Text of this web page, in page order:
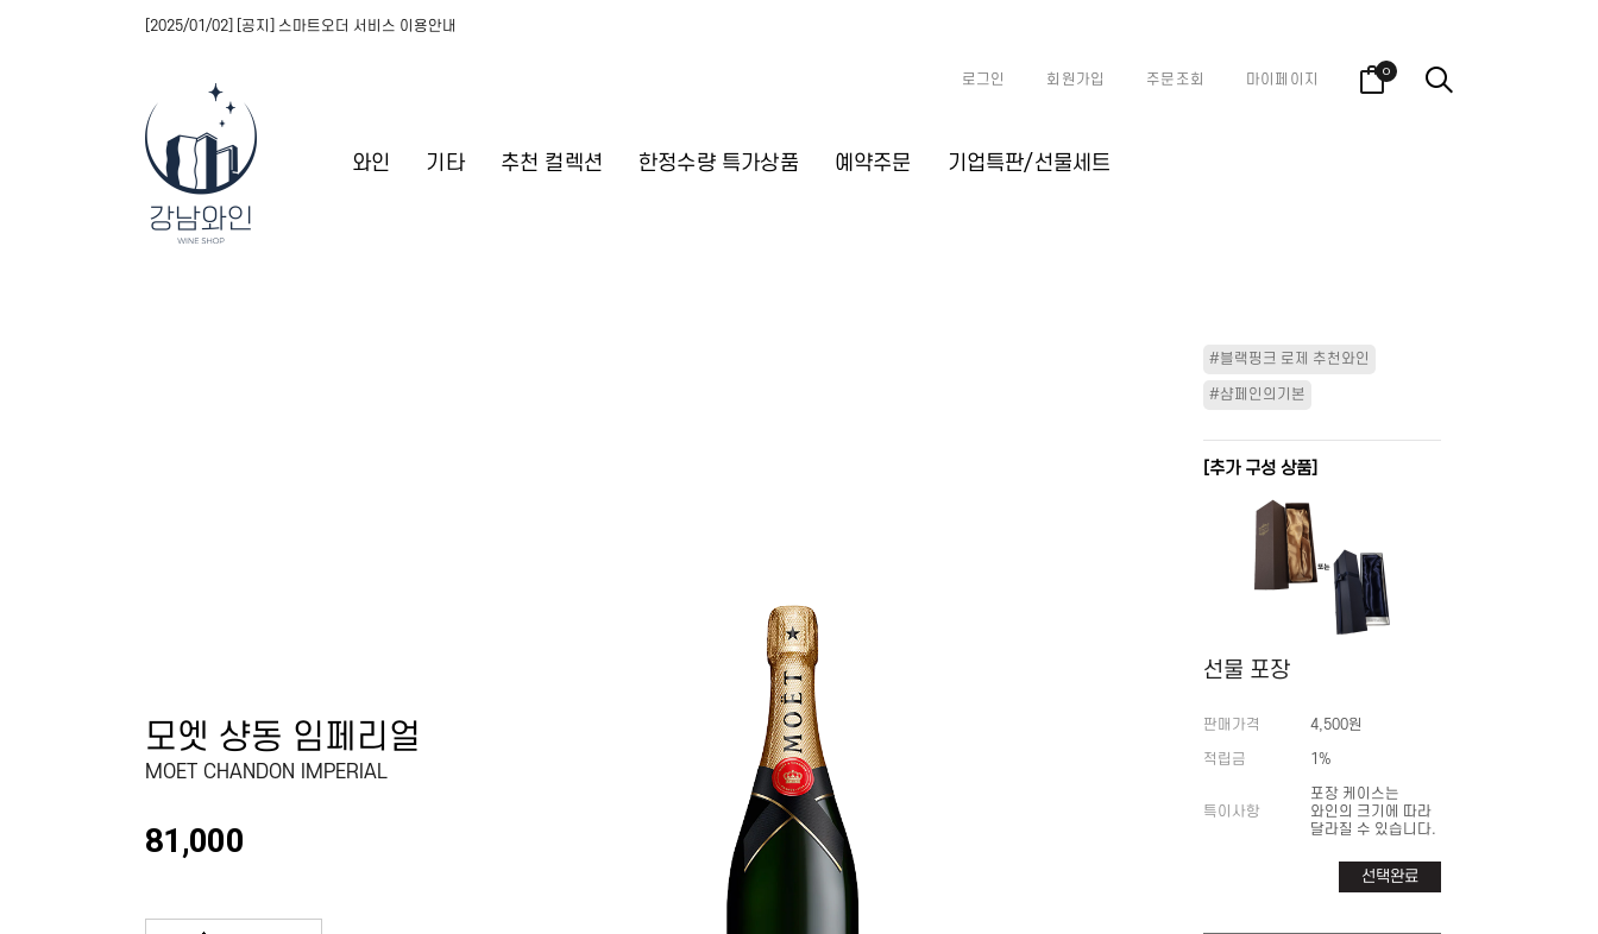
와인 기타 추천 컬렉션 한정수량 특가상품 예약주문 기업특판/선물세트
[2025/01/02] [공지] 스마트오더 서비스 이용안내
로그인 회원가입 주문조회 마이페이지 0
모엣 샹동 임페리얼
MOET CHANDON IMPERIAL
81,000
#블랙핑크 로제 추천와인
#샴페인의기본
[추가 구성 상품]
선물 포장
판매가격 4,500원
적립금 1%
특이사항
포장 케이스는
와인의 크기에 따라
달라질 수 있습니다.
선택완료